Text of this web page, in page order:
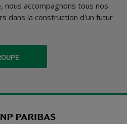
nous accompagnons tous nos
dans la construction d’un futur
S'OUVRE DANS UN NOUVEL